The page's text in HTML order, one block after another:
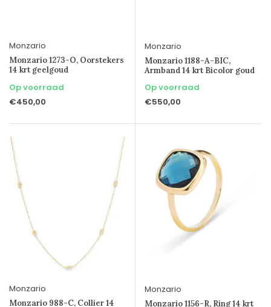
Monzario
Monzario 1273-O, Oorstekers
14 krt geelgoud
Op voorraad
€450,00
Monzario
Monzario 1188-A-BIC,
Armband 14 krt Bicolor goud
Op voorraad
€550,00
Monzario
Monzario 988-C, Collier 14
Monzario
Monzario 1156-R, Ring 14 krt